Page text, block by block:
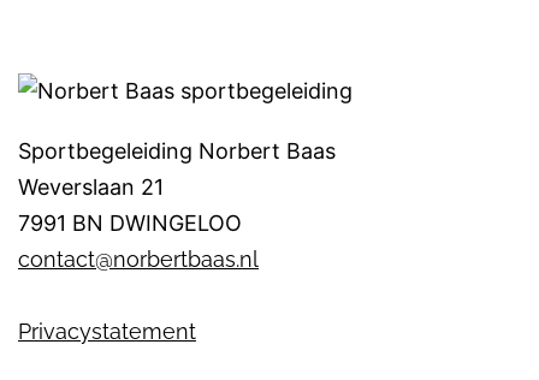
Sportbegeleiding Norbert Baas
Weverslaan 21
7991 BN DWINGELOO
contact@norbertbaas.nl
Privacystatement